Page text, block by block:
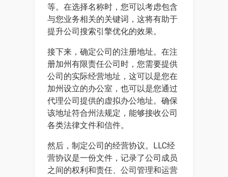
等。在选择名称时，您可以考虑包含
与您业务相关的关键词，这将有助于
提升公司搜索引擎优化的效果。
接下来，确定公司的注册地址。在注
册加州有限责任公司时，您需要提供
公司的实际经营地址，这可以是您在
加州设立的办公室，也可以是您通过
代理公司提供的虚拟办公地址。确保
该地址符合州法规定，能够接收公司
各类法律文件和信件。
然后，制定公司的经营协议。LLC经
营协议是一份文件，记录了公司成员
之间的权利和责任、公司管理和运营